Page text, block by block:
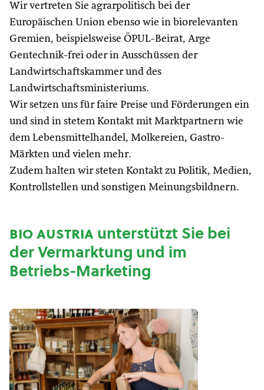
Wir vertreten Sie agrarpolitisch bei der
Europäischen Union ebenso wie in biorelevanten
Gremien, beispielsweise ÖPUL-Beirat, Arge
Gentechnik-frei oder in Ausschüssen der
Landwirtschaftskammer und des
Landwirtschaftsministeriums.
Wir setzen uns für faire Preise und Förderungen ein
und sind in stetem Kontakt mit Marktpartnern wie
dem Lebensmittelhandel, Molkereien, Gastro-
Märkten und vielen mehr.
Zudem halten wir steten Kontakt zu Politik, Medien,
Kontrollstellen und sonstigen Meinungsbildnern.
bio austriaunterstützt Sie bei
der Vermarktung und im
Betriebs-Marketing